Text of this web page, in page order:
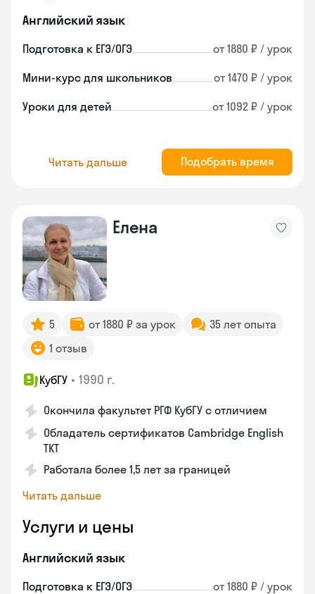
Английский язык
Подготовка к ЕГЭ/ОГЭ от 1880 ₽ / урок
Мини-курс для школьников от 1470 ₽ / урок
Уроки для детей от 1092 ₽ / урок
Читать дальше Подобрать время
Елена
5 от 1880 ₽ за урок
35 лет опыта
1 отзыв
КубГУ • 1990 г.
Окончила факультет РГФ КубГУ с отличием
Обладатель сертификатов Cambridge English
TKT
Работала более 1,5 лет за границей
Читать дальше
Услуги и цены
Английский язык
Подготовка к ЕГЭ/ОГЭ от 1880 ₽ / урок